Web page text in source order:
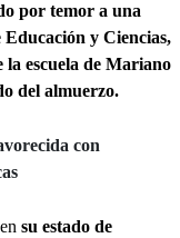
por temor a una
y Ciencias,
escuela de Mariano
del almuerzo.
con
su estado de